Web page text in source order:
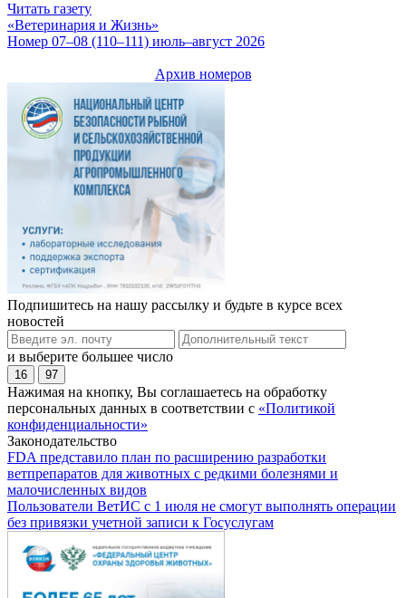
Читать газету
«Ветеринария и Жизнь»
Номер 07–08 (110–111) июль–август 2026
Архив номеров
Подпишитесь на нашу рассылку и будьте в курсе всех
новостей
и выберите большее число
16 97
Нажимая на кнопку, Вы соглашаетесь на обработку
персональных данных в соответствии с «Политикой
конфиденциальности»
Законодательство
FDA представило план по расширению разработки
ветпрепаратов для животных с редкими болезнями и
малочисленных видов
Пользователи ВетИС с 1 июля не смогут выполнять операции
без привязки учетной записи к Госуслугам